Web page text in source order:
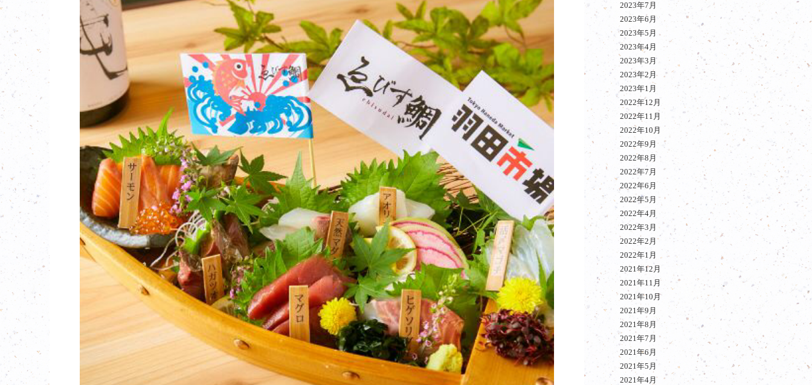
2023年7月
2023年6月
2023年5月
2023年4月
2023年3月
2023年2月
2023年1月
2022年12月
2022年11月
2022年10月
2022年9月
2022年8月
2022年7月
2022年6月
2022年5月
2022年4月
2022年3月
2022年2月
2022年1月
2021年12月
2021年11月
2021年10月
2021年9月
2021年8月
2021年7月
2021年6月
2021年5月
2021年4月